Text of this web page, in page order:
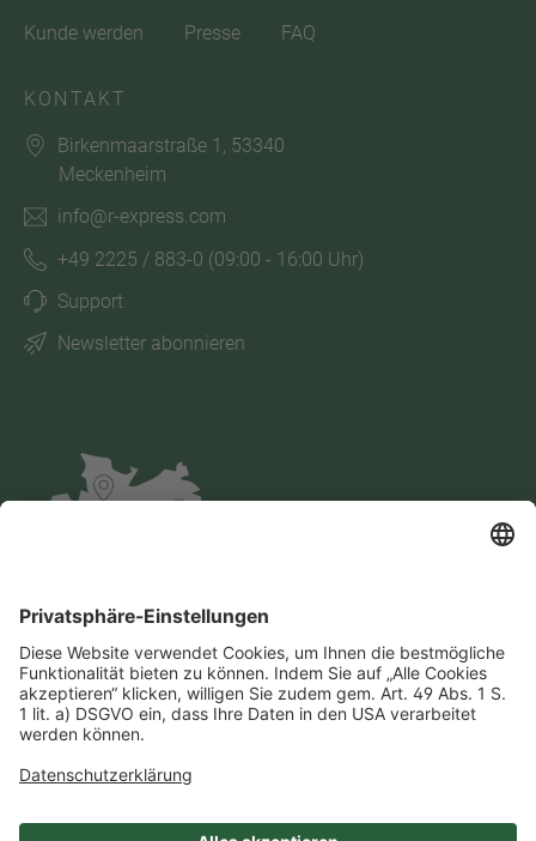
Kunde werden Presse FAQ
KONTAKT
Birkenmaarstraße 1, 53340
Meckenheim
info@r-express.com
+49 2225 / 883-0 (09:00 - 16:00 Uhr)
Support
Newsletter abonnieren